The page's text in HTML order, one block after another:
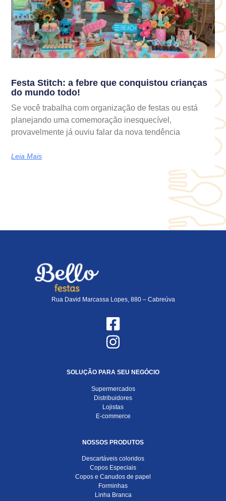
Festa Stitch: a febre que conquistou crianças
do mundo todo!
Se você trabalha com organização de festas ou está
planejando uma comemoração inesquecível,
provavelmente já ouviu falar da nova tendência
Leia Mais
Rua David Marcassa Lopes, 880 – Cabreúva
SOLUÇÃO PARA SEU NEGÓCIO
Supermercados
Distribuidores
Lojistas
E-commerce
NOSSOS PRODUTOS
Descartáveis coloridos
Copos Especiais
Copos e Canudos de papel
Forminhas
Linha Branca